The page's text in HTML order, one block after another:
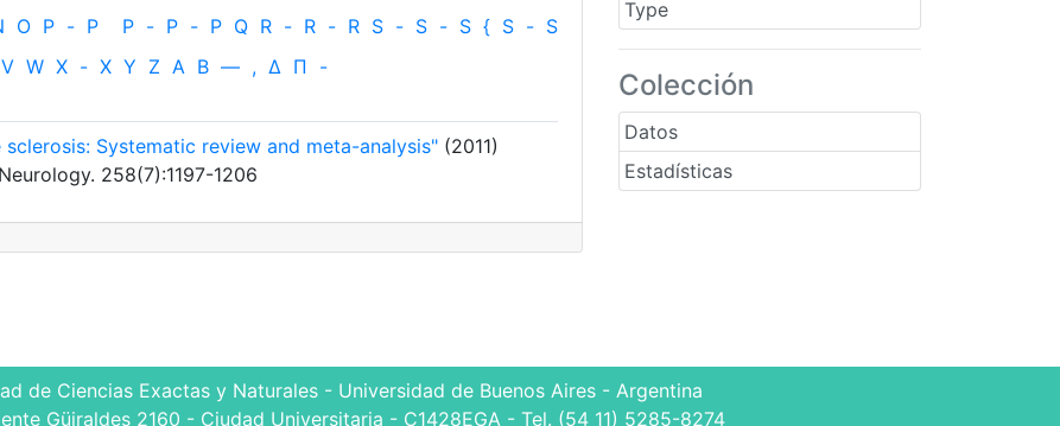
Type
Colección
Datos
Estadísticas
O P - P P - P - P Q R - R - R S - S - S { S - S
V W X - X Y Z Α Β — , Δ Π -
Systematic review and meta-analysis" (2011)
258(7):1197-1206
de Ciencias Exactas y Naturales - Universidad de Buenos Aires - Argentina
Güiraldes 2160 - Ciudad Universitaria - C1428EGA - Tel. (54 11) 5285-8274